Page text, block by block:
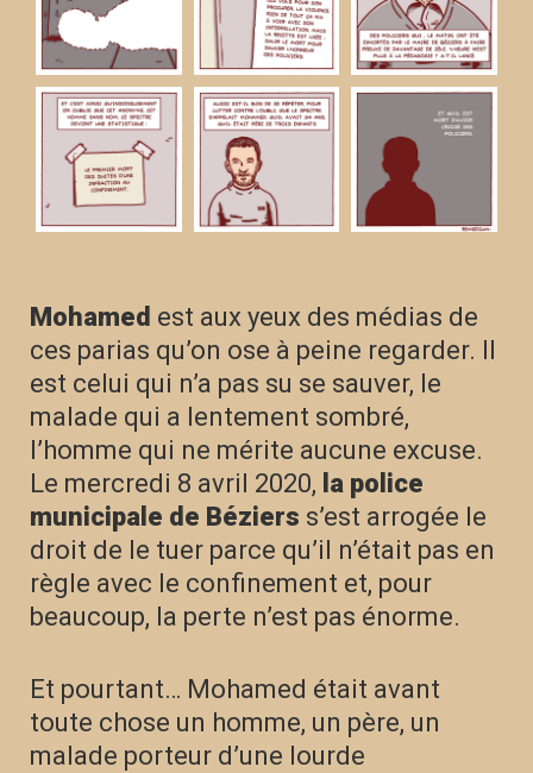
Mohamed est aux yeux des médias de
ces parias qu’on ose à peine regarder. Il
est celui qui n’a pas su se sauver, le
malade qui a lentement sombré,
l’homme qui ne mérite aucune excuse.
Le mercredi 8 avril 2020, la police
municipale de Béziers s’est arrogée le
droit de le tuer parce qu’il n’était pas en
règle avec le confinement et, pour
beaucoup, la perte n’est pas énorme.
Et pourtant… Mohamed était avant
toute chose un homme, un père, un
malade porteur d’une lourde